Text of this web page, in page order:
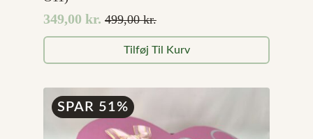
499,00kr.
Den
oprindelige
pris
499,00 kr..
349,00 kr.
Den
aktuelle
pris
349,00 kr..
Tilføj Til Kurv
SPAR 51%